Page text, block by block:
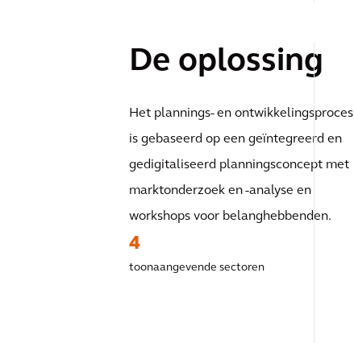
De oplossing
Het plannings- en ontwikkelingsproces
is gebaseerd op een geïntegreerd en
gedigitaliseerd planningsconcept met
marktonderzoek en -analyse en
workshops voor belanghebbenden.
4
toonaangevende sectoren